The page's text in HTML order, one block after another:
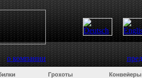
о компании